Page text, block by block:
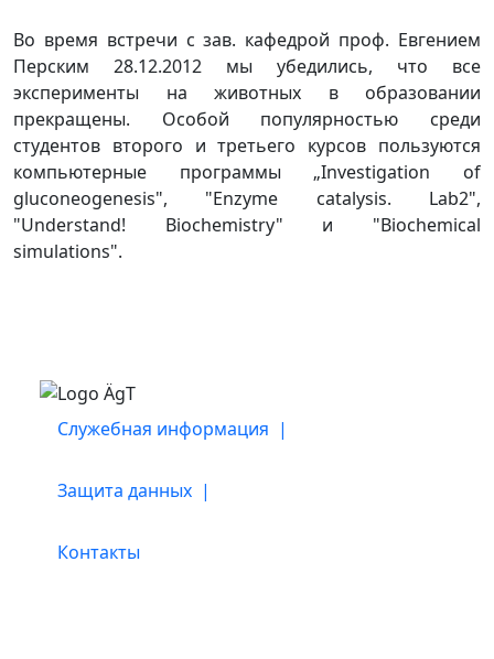
Во время встречи с зав. кафедрой проф. Евгением
Перским 28.12.2012 мы убедились, что все
эксперименты на животных в образовании
прекращены. Особой популярностью среди
студентов второго и третьего курсов пользуются
компьютерные программы „Investigation of
gluconeogenesis", "Enzyme catalysis. Lab2",
"Understand! Biochemistry" и "Biochemical
simulations".
Служебная информация |
Защита данных |
Контакты